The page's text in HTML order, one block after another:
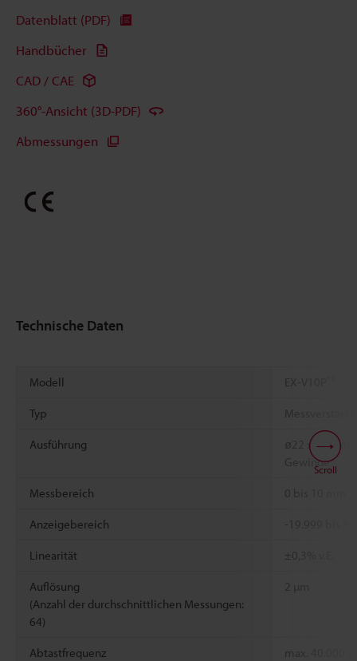
Datenblatt (PDF)
Handbücher
CAD / CAE
360°-Ansicht (3D-PDF)
Abmessungen
Technische Daten
Modell EX-V10P
Typ
Ausführung
ø22 x 35 mm
Gewinde
Messbereich 0 bis 10 mm
Anzeigebereich -19.999 bis
Linearität ±0,3% v.E.
Auflösung
(Anzahl der durchschnittlichen Messungen:
64)
2 µm
Abtastfrequenz max. 40.000
Scroll